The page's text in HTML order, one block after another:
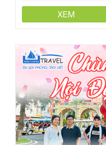
XEM